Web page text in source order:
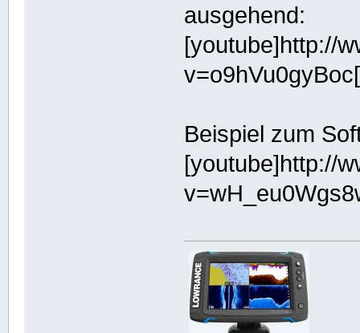
ausgehend:
[youtube]http://
Beispiel zum
[youtube]http://